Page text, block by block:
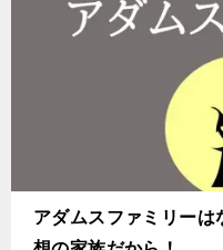
アダムスファミリーは